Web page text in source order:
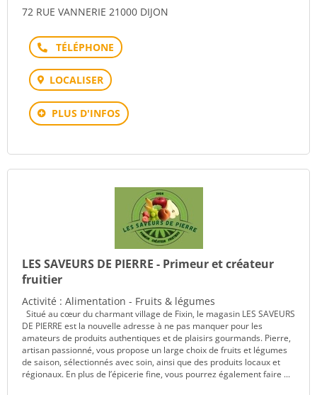
72 RUE VANNERIE 21000 DIJON
Téléphone
LOCALISER
PLUS D'INFOS
LES SAVEURS DE PIERRE - Primeur et créateur
fruitier
Activité : Alimentation - Fruits & légumes
Situé au cœur du charmant village de Fixin, le magasin LES SAVEURS
DE PIERRE est la nouvelle adresse à ne pas manquer pour les
amateurs de produits authentiques et de plaisirs gourmands. Pierre,
artisan passionné, vous propose un large choix de fruits et légumes
de saison, sélectionnés avec soin, ainsi que des produits locaux et
régionaux. En plus de l’épicerie fine, vous pourrez également faire ...